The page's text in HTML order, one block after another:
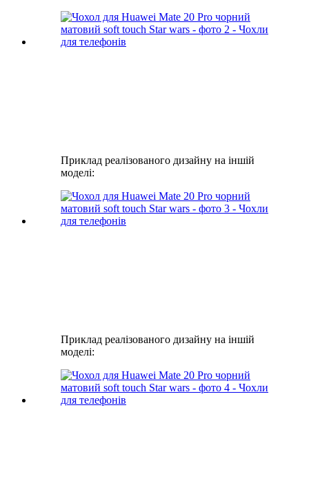
Приклад реалізованого дизайну на іншій
моделі:
Приклад реалізованого дизайну на іншій
моделі: